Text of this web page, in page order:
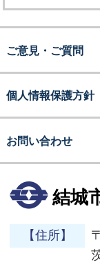
ご意見・ご質問
個人情報保護方針
お問い合わせ
結城
【住所】